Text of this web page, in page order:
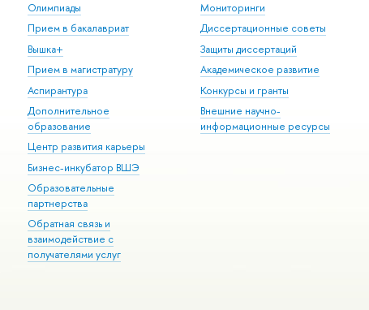
Олимпиады
Прием в бакалавриат
Вышка+
Прием в магистратуру
Аспирантура
Дополнительное
образование
Центр развития карьеры
Бизнес-инкубатор ВШЭ
Образовательные
партнерства
Обратная связь и
взаимодействие с
получателями услуг
Мониторинги
Диссертационные советы
Защиты диссертаций
Академическое развитие
Конкурсы и гранты
Внешние научно-
информационные ресурсы